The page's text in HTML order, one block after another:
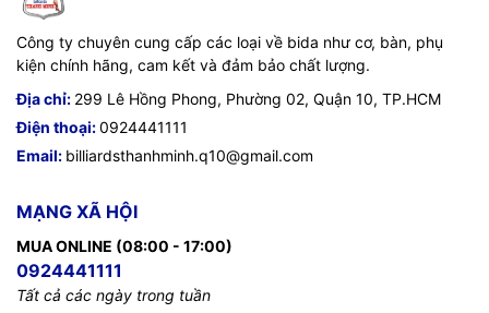
Công ty chuyên cung cấp các loại về bida như cơ, bàn, phụ
kiện chính hãng, cam kết và đảm bảo chất lượng.
Địa chỉ: 299 Lê Hồng Phong, Phường 02, Quận 10, TP.HCM
Điện thoại:0924441111
Email: billiardsthanhminh.q10@gmail.com
MẠNG XÃ HỘI
MUA ONLINE (08:00 - 17:00)
0924441111
Tất cả các ngày trong tuần